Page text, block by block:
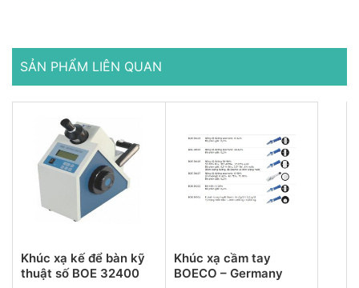
SẢN PHẨM LIÊN QUAN
Khúc xạ kế để bàn kỹ
thuật số BOE 32400
Khúc xạ cầm tay
BOECO – Germany